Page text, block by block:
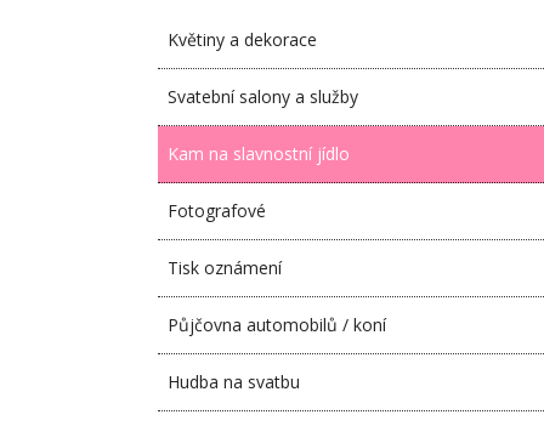
Květiny a dekorace
Svatební salony a služby
Kam na slavnostní jídlo
Fotografové
Tisk oznámení
Půjčovna automobilů / koní
Hudba na svatbu